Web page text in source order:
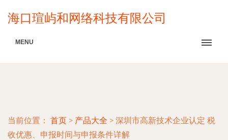
海口瑄屿和网络科技有限公司
MENU
当前位置： 首页 > 产品大全 > 深圳市高新技术企业认定 税
收优惠、申报时间与申报条件详解